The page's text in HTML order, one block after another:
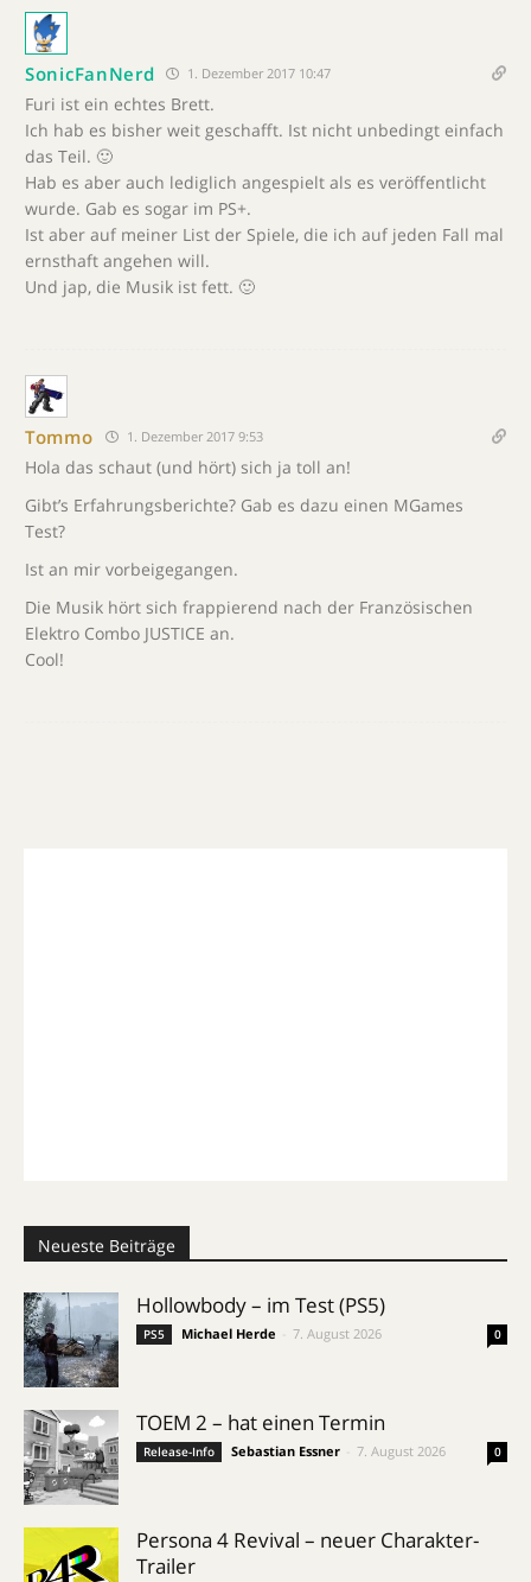
SonicFanNerd 1. Dezember 2017 10:47
Furi ist ein echtes Brett.
Ich hab es bisher weit geschafft. Ist nicht unbedingt einfach
das Teil. 🙂
Hab es aber auch lediglich angespielt als es veröffentlicht
wurde. Gab es sogar im PS+.
Ist aber auf meiner List der Spiele, die ich auf jeden Fall mal
ernsthaft angehen will.
Und jap, die Musik ist fett. 🙂
Tommo 1. Dezember 2017 9:53
Hola das schaut (und hört) sich ja toll an!
Gibt’s Erfahrungsberichte? Gab es dazu einen MGames
Test?
Ist an mir vorbeigegangen.
Die Musik hört sich frappierend nach der Französischen
Elektro Combo JUSTICE an.
Cool!
Neueste Beiträge
Hollowbody – im Test (PS5)
PS5 Michael Herde 7. August 2026 0
TOEM 2 – hat einen Termin
Release-Info Sebastian Essner 7. August 2026 0
Persona 4 Revival – neuer Charakter-
Trailer